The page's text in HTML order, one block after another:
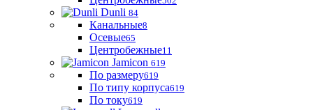
Dunli 84
Канальные8
Осевые65
Центробежные11
Jamicon 619
По размеру619
По типу корпуса619
По току619